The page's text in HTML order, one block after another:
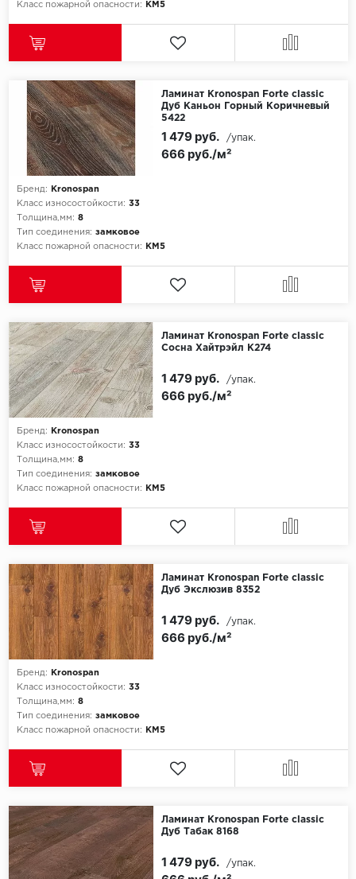
Класс пожарной опасности:
КМ5
Ламинат Kronospan Forte classic
Дуб Каньон Горный Коричневый
5422
Бренд:
Kronospan
Класс износостойкости: 33
Толщина,мм: 8
Тип соединения: замковое
Класс пожарной опасности:
КМ5
666 руб./м²
1 479 руб. /упак.
Ламинат Kronospan Forte classic
Сосна Хайтрэйл K274
Бренд:
Kronospan
Класс износостойкости: 33
Толщина,мм: 8
Тип соединения: замковое
Класс пожарной опасности:
КМ5
666 руб./м²
1 479 руб. /упак.
Ламинат Kronospan Forte classic
Дуб Экслюзив 8352
Бренд:
Kronospan
Класс износостойкости: 33
Толщина,мм: 8
Тип соединения: замковое
Класс пожарной опасности:
КМ5
666 руб./м²
1 479 руб. /упак.
Ламинат Kronospan Forte classic
Дуб Табак 8168
1 479 руб. /упак.